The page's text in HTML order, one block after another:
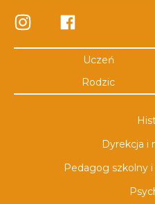
Uczeń
Rodzic
Dyrekcja i
Pedagog szkolny